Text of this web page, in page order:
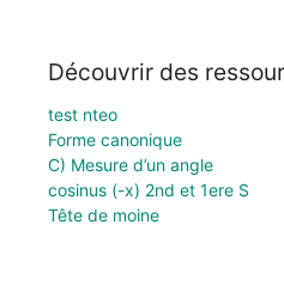
Découvrir des
test nteo
Forme canonique
C) Mesure d’un angle
cosinus (-x) 2nd et 1ere S
Tête de moine